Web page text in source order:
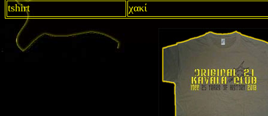
tshirt
χακί